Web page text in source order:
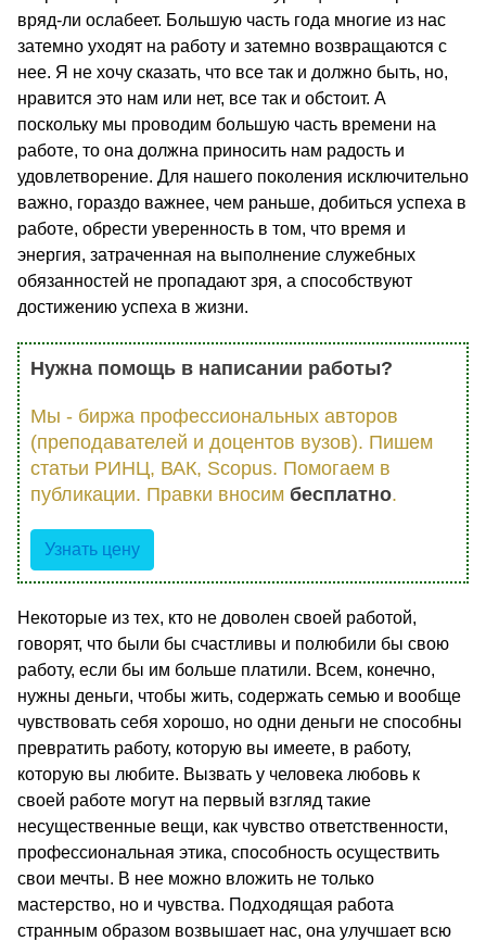
вряд-ли ослабеет. Большую часть года многие из нас
затемно уходят на работу и затемно возвращаются с
нее. Я не хочу сказать, что все так и должно быть, но,
нравится это нам или нет, все так и обстоит. А
поскольку мы проводим большую часть времени на
работе, то она должна приносить нам радость и
удовлетворение. Для нашего поколения исключительно
важно, гораздо важнее, чем раньше, добиться успеха в
работе, обрести уверенность в том, что время и
энергия, затраченная на выполнение служебных
обязанностей не пропадают зря, а способствуют
достижению успеха в жизни.
Нужна помощь в написании работы?
Мы - биржа профессиональных авторов
(преподавателей и доцентов вузов). Пишем
статьи РИНЦ, ВАК, Scopus. Помогаем в
публикации. Правки вносим бесплатно.
Узнать цену
Некоторые из тех, кто не доволен своей работой,
говорят, что были бы счастливы и полюбили бы свою
работу, если бы им больше платили. Всем, конечно,
нужны деньги, чтобы жить, содержать семью и вообще
чувствовать себя хорошо, но одни деньги не способны
превратить работу, которую вы имеете, в работу,
которую вы любите. Вызвать у человека любовь к
своей работе могут на первый взгляд такие
несущественные вещи, как чувство ответственности,
профессиональная этика, способность осуществить
свои мечты. В нее можно вложить не только
мастерство, но и чувства. Подходящая работа
странным образом возвышает нас, она улучшает всю